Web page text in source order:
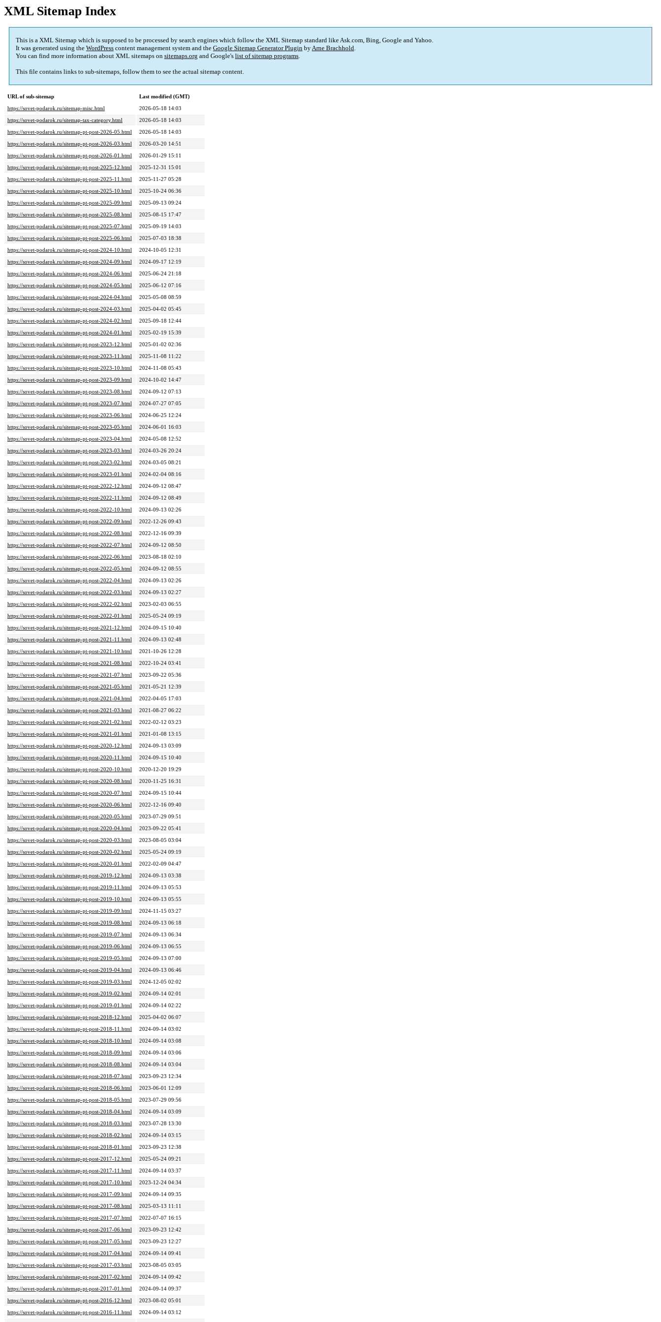
XML Sitemap Index
This is a XML Sitemap which is supposed to be processed by search engines which follow the XML Sitemap standard like Ask.com, Bing, Google and Yahoo.
It was generated using the WordPress content management system and the Google Sitemap Generator Plugin byArne Brachhold.
You can find more information about XML sitemaps on sitemaps.org and Google's list of sitemap programs.
This file contains links to sub-sitemaps, follow them to see the actual sitemap content.
URL of sub-sitemap
Last modified (GMT)
https://sovet-podarok.ru/sitemap-misc.html
2026-05-18 14:03
https://sovet-podarok.ru/sitemap-tax-category.html
2026-05-18 14:03
https://sovet-podarok.ru/sitemap-pt-post-2026-05.html
2026-05-18 14:03
https://sovet-podarok.ru/sitemap-pt-post-2026-03.html
2026-03-20 14:51
https://sovet-podarok.ru/sitemap-pt-post-2026-01.html
2026-01-29 15:11
https://sovet-podarok.ru/sitemap-pt-post-2025-12.html
2025-12-31 15:01
https://sovet-podarok.ru/sitemap-pt-post-2025-11.html
2025-11-27 05:28
https://sovet-podarok.ru/sitemap-pt-post-2025-10.html
2025-10-24 06:36
https://sovet-podarok.ru/sitemap-pt-post-2025-09.html
2025-09-13 09:24
https://sovet-podarok.ru/sitemap-pt-post-2025-08.html
2025-08-15 17:47
https://sovet-podarok.ru/sitemap-pt-post-2025-07.html
2025-09-19 14:03
https://sovet-podarok.ru/sitemap-pt-post-2025-06.html
2025-07-03 18:38
https://sovet-podarok.ru/sitemap-pt-post-2024-10.html
2024-10-05 12:31
https://sovet-podarok.ru/sitemap-pt-post-2024-09.html
2024-09-17 12:19
https://sovet-podarok.ru/sitemap-pt-post-2024-06.html
2025-06-24 21:18
https://sovet-podarok.ru/sitemap-pt-post-2024-05.html
2025-06-12 07:16
https://sovet-podarok.ru/sitemap-pt-post-2024-04.html
2025-05-08 08:59
https://sovet-podarok.ru/sitemap-pt-post-2024-03.html
2025-04-02 05:45
https://sovet-podarok.ru/sitemap-pt-post-2024-02.html
2025-09-18 12:44
https://sovet-podarok.ru/sitemap-pt-post-2024-01.html
2025-02-19 15:39
https://sovet-podarok.ru/sitemap-pt-post-2023-12.html
2025-01-02 02:36
https://sovet-podarok.ru/sitemap-pt-post-2023-11.html
2025-11-08 11:22
https://sovet-podarok.ru/sitemap-pt-post-2023-10.html
2024-11-08 05:43
https://sovet-podarok.ru/sitemap-pt-post-2023-09.html
2024-10-02 14:47
https://sovet-podarok.ru/sitemap-pt-post-2023-08.html
2024-09-12 07:13
https://sovet-podarok.ru/sitemap-pt-post-2023-07.html
2024-07-27 07:05
https://sovet-podarok.ru/sitemap-pt-post-2023-06.html
2024-06-25 12:24
https://sovet-podarok.ru/sitemap-pt-post-2023-05.html
2024-06-01 16:03
https://sovet-podarok.ru/sitemap-pt-post-2023-04.html
2024-05-08 12:52
https://sovet-podarok.ru/sitemap-pt-post-2023-03.html
2024-03-26 20:24
https://sovet-podarok.ru/sitemap-pt-post-2023-02.html
2024-03-05 08:21
https://sovet-podarok.ru/sitemap-pt-post-2023-01.html
2024-02-04 08:16
https://sovet-podarok.ru/sitemap-pt-post-2022-12.html
2024-09-12 08:47
https://sovet-podarok.ru/sitemap-pt-post-2022-11.html
2024-09-12 08:49
https://sovet-podarok.ru/sitemap-pt-post-2022-10.html
2024-09-13 02:26
https://sovet-podarok.ru/sitemap-pt-post-2022-09.html
2022-12-26 09:43
https://sovet-podarok.ru/sitemap-pt-post-2022-08.html
2022-12-16 09:39
https://sovet-podarok.ru/sitemap-pt-post-2022-07.html
2024-09-12 08:50
https://sovet-podarok.ru/sitemap-pt-post-2022-06.html
2023-08-18 02:10
https://sovet-podarok.ru/sitemap-pt-post-2022-05.html
2024-09-12 08:55
https://sovet-podarok.ru/sitemap-pt-post-2022-04.html
2024-09-13 02:26
https://sovet-podarok.ru/sitemap-pt-post-2022-03.html
2024-09-13 02:27
https://sovet-podarok.ru/sitemap-pt-post-2022-02.html
2023-02-03 06:55
https://sovet-podarok.ru/sitemap-pt-post-2022-01.html
2025-05-24 09:19
https://sovet-podarok.ru/sitemap-pt-post-2021-12.html
2024-09-15 10:40
https://sovet-podarok.ru/sitemap-pt-post-2021-11.html
2024-09-13 02:48
https://sovet-podarok.ru/sitemap-pt-post-2021-10.html
2021-10-26 12:28
https://sovet-podarok.ru/sitemap-pt-post-2021-08.html
2022-10-24 03:41
https://sovet-podarok.ru/sitemap-pt-post-2021-07.html
2023-09-22 05:36
https://sovet-podarok.ru/sitemap-pt-post-2021-05.html
2021-05-21 12:39
https://sovet-podarok.ru/sitemap-pt-post-2021-04.html
2022-04-05 17:03
https://sovet-podarok.ru/sitemap-pt-post-2021-03.html
2021-08-27 06:22
https://sovet-podarok.ru/sitemap-pt-post-2021-02.html
2022-02-12 03:23
https://sovet-podarok.ru/sitemap-pt-post-2021-01.html
2021-01-08 13:15
https://sovet-podarok.ru/sitemap-pt-post-2020-12.html
2024-09-13 03:09
https://sovet-podarok.ru/sitemap-pt-post-2020-11.html
2024-09-15 10:40
https://sovet-podarok.ru/sitemap-pt-post-2020-10.html
2020-12-20 19:29
https://sovet-podarok.ru/sitemap-pt-post-2020-08.html
2020-11-25 16:31
https://sovet-podarok.ru/sitemap-pt-post-2020-07.html
2024-09-15 10:44
https://sovet-podarok.ru/sitemap-pt-post-2020-06.html
2022-12-16 09:40
https://sovet-podarok.ru/sitemap-pt-post-2020-05.html
2023-07-29 09:51
https://sovet-podarok.ru/sitemap-pt-post-2020-04.html
2023-09-22 05:41
https://sovet-podarok.ru/sitemap-pt-post-2020-03.html
2023-08-05 03:04
https://sovet-podarok.ru/sitemap-pt-post-2020-02.html
2025-05-24 09:19
https://sovet-podarok.ru/sitemap-pt-post-2020-01.html
2022-02-09 04:47
https://sovet-podarok.ru/sitemap-pt-post-2019-12.html
2024-09-13 03:38
https://sovet-podarok.ru/sitemap-pt-post-2019-11.html
2024-09-13 05:53
https://sovet-podarok.ru/sitemap-pt-post-2019-10.html
2024-09-13 05:55
https://sovet-podarok.ru/sitemap-pt-post-2019-09.html
2024-11-15 03:27
https://sovet-podarok.ru/sitemap-pt-post-2019-08.html
2024-09-13 06:18
https://sovet-podarok.ru/sitemap-pt-post-2019-07.html
2024-09-13 06:34
https://sovet-podarok.ru/sitemap-pt-post-2019-06.html
2024-09-13 06:55
https://sovet-podarok.ru/sitemap-pt-post-2019-05.html
2024-09-13 07:00
https://sovet-podarok.ru/sitemap-pt-post-2019-04.html
2024-09-13 06:46
https://sovet-podarok.ru/sitemap-pt-post-2019-03.html
2024-12-05 02:02
https://sovet-podarok.ru/sitemap-pt-post-2019-02.html
2024-09-14 02:01
https://sovet-podarok.ru/sitemap-pt-post-2019-01.html
2024-09-14 02:22
https://sovet-podarok.ru/sitemap-pt-post-2018-12.html
2025-04-02 06:07
https://sovet-podarok.ru/sitemap-pt-post-2018-11.html
2024-09-14 03:02
https://sovet-podarok.ru/sitemap-pt-post-2018-10.html
2024-09-14 03:08
https://sovet-podarok.ru/sitemap-pt-post-2018-09.html
2024-09-14 03:06
https://sovet-podarok.ru/sitemap-pt-post-2018-08.html
2024-09-14 03:04
https://sovet-podarok.ru/sitemap-pt-post-2018-07.html
2023-09-23 12:34
https://sovet-podarok.ru/sitemap-pt-post-2018-06.html
2023-06-01 12:09
https://sovet-podarok.ru/sitemap-pt-post-2018-05.html
2023-07-29 09:56
https://sovet-podarok.ru/sitemap-pt-post-2018-04.html
2024-09-14 03:09
https://sovet-podarok.ru/sitemap-pt-post-2018-03.html
2023-07-28 13:30
https://sovet-podarok.ru/sitemap-pt-post-2018-02.html
2024-09-14 03:15
https://sovet-podarok.ru/sitemap-pt-post-2018-01.html
2023-09-23 12:38
https://sovet-podarok.ru/sitemap-pt-post-2017-12.html
2025-05-24 09:21
https://sovet-podarok.ru/sitemap-pt-post-2017-11.html
2024-09-14 03:37
https://sovet-podarok.ru/sitemap-pt-post-2017-10.html
2023-12-24 04:34
https://sovet-podarok.ru/sitemap-pt-post-2017-09.html
2024-09-14 09:35
https://sovet-podarok.ru/sitemap-pt-post-2017-08.html
2025-03-13 11:11
https://sovet-podarok.ru/sitemap-pt-post-2017-07.html
2022-07-07 16:15
https://sovet-podarok.ru/sitemap-pt-post-2017-06.html
2023-09-23 12:42
https://sovet-podarok.ru/sitemap-pt-post-2017-05.html
2023-09-23 12:27
https://sovet-podarok.ru/sitemap-pt-post-2017-04.html
2024-09-14 09:41
https://sovet-podarok.ru/sitemap-pt-post-2017-03.html
2023-08-05 03:05
https://sovet-podarok.ru/sitemap-pt-post-2017-02.html
2024-09-14 09:42
https://sovet-podarok.ru/sitemap-pt-post-2017-01.html
2024-09-14 09:37
https://sovet-podarok.ru/sitemap-pt-post-2016-12.html
2023-08-02 05:01
https://sovet-podarok.ru/sitemap-pt-post-2016-11.html
2024-09-14 03:12